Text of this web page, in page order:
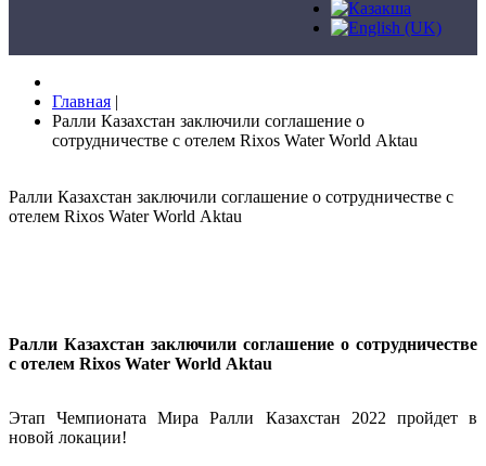
Главная |
Ралли Казахстан заключили соглашение о
сотрудничестве с отелем Rixos Water World Aktau
Ралли Казахстан заключили соглашение о сотрудничестве с
отелем Rixos Water World Aktau
Ралли Казахстан заключили соглашение о сотрудничестве
с отелем Rixos Water World Aktau
Этап Чемпионата Мира Ралли Казахстан 2022 пройдет в
новой локации!